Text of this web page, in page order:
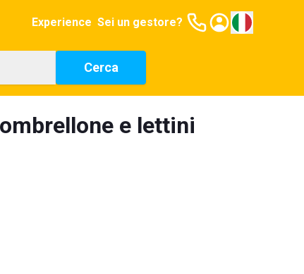
Experience Sei un gestore?
Cerca
e lettini